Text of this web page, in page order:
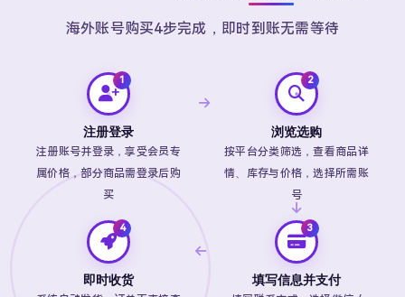
海外账号购买4步完成，即时到账无需等待
注册登录
注册账号并登录，享受会员专
属价格，部分商品需登录后购
买
浏览选购
按平台分类筛选，查看商品详
情、库存与价格，选择所需账
号
填写信息并支付
即时收货